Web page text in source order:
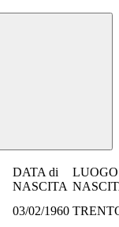
DATA di
NASCITA
03/02/1960